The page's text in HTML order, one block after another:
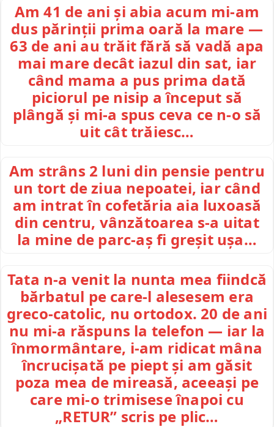
Am 41 de ani și abia acum mi-am
dus părinții prima oară la mare —
63 de ani au trăit fără să vadă apa
mai mare decât iazul din sat, iar
când mama a pus prima dată
piciorul pe nisip a început să
plângă și mi-a spus ceva ce n-o să
uit cât trăiesc…
Am strâns 2 luni din pensie pentru
un tort de ziua nepoatei, iar când
am intrat în cofetăria aia luxoasă
din centru, vânzătoarea s-a uitat
la mine de parc-aș fi greșit ușa…
Tata n-a venit la nunta mea fiindcă
bărbatul pe care-l alesesem era
greco-catolic, nu ortodox. 20 de ani
nu mi-a răspuns la telefon — iar la
înmormântare, i-am ridicat mâna
încrucișată pe piept și am găsit
poza mea de mireasă, aceeași pe
care mi-o trimisese înapoi cu
„RETUR” scris pe plic…